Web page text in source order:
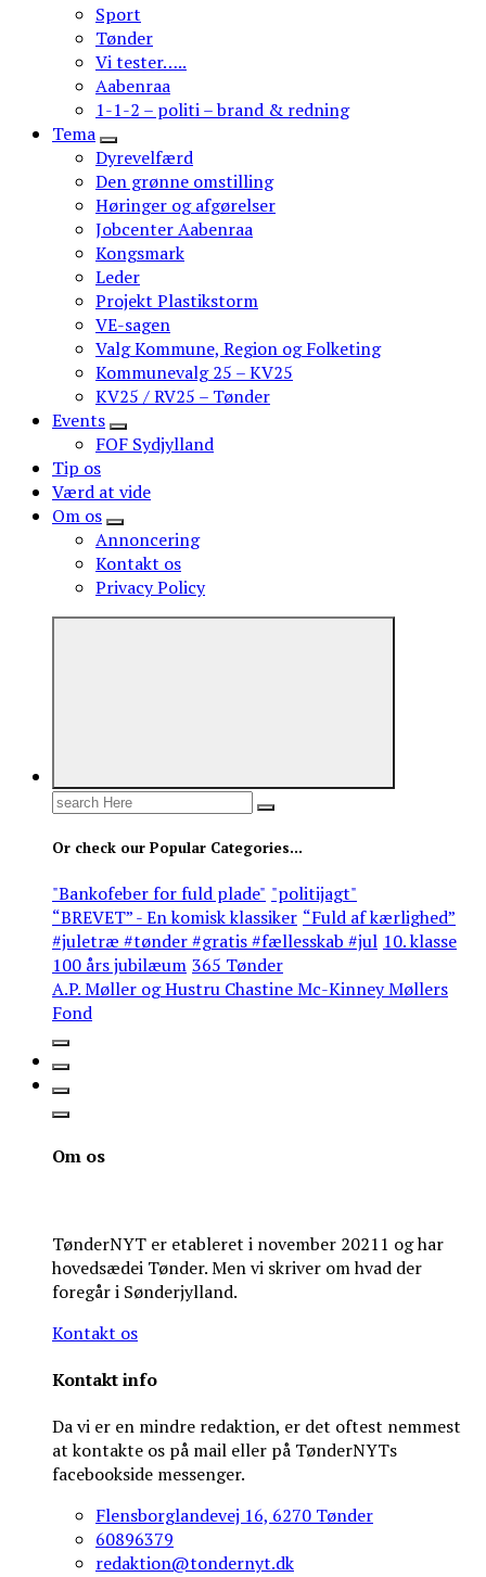
Sport
Tønder
Vi tester…..
Aabenraa
1-1-2 – politi – brand & redning
Tema
Dyrevelfærd
Den grønne omstilling
Høringer og afgørelser
Jobcenter Aabenraa
Kongsmark
Leder
Projekt Plastikstorm
VE-sagen
Valg Kommune, Region og Folketing
Kommunevalg 25 – KV25
KV25 / RV25 – Tønder
Events
FOF Sydjylland
Tip os
Værd at vide
Om os
Annoncering
Kontakt os
Privacy Policy
Search
Or check our Popular Categories...
"Bankofeber for fuld plade" "politijagt"
“BREVET” - En komisk klassiker “Fuld af kærlighed”
#juletræ #tønder #gratis #fællesskab #jul 10. klasse
100 års jubilæum 365 Tønder
A.P. Møller og Hustru Chastine Mc-Kinney Møllers
Fond
Om os
TønderNYT er etableret i november 20211 og har
hovedsædei Tønder. Men vi skriver om hvad der
foregår i Sønderjylland.
Kontakt os
Kontakt info
Da vi er en mindre redaktion, er det oftest nemmest
at kontakte os på mail eller på TønderNYTs
facebookside messenger.
Flensborglandevej 16, 6270 Tønder
60896379
redaktion@tondernyt.dk